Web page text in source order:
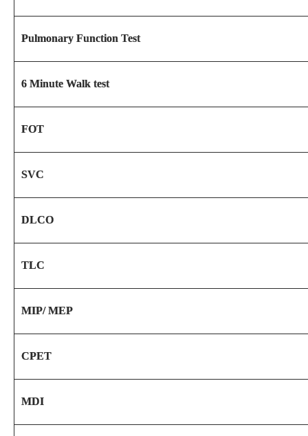
Pulmonary Function Test
6 Minute Walk test
FOT
SVC
DLCO
TLC
MIP/ MEP
CPET
MDI